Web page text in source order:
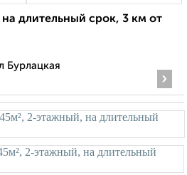
длительный срок, 3 км от
Бурлацкая
›